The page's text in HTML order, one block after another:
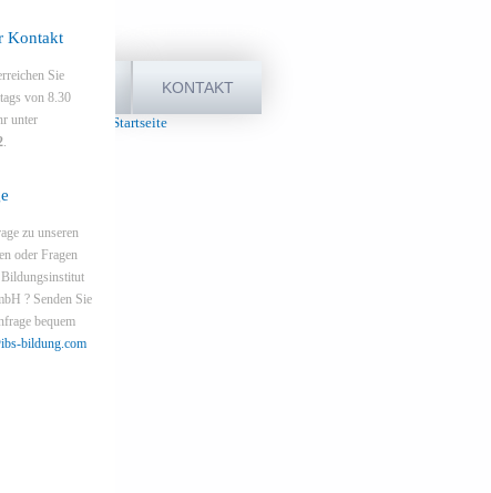
TEILNAHME & ZAHLUNGSBEDINGUNGEN
KONTAKT
Kontakt
Sie
von 8.30
unter
.
zu unseren
oder Fragen
? Senden Sie
bequem
bildung.com